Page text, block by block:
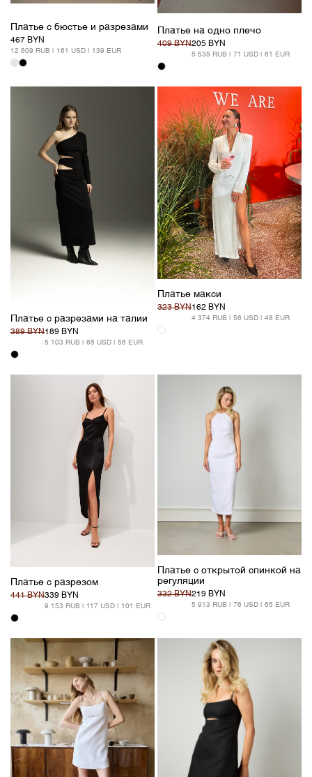
Платье с бюстье и разрезами
467 BYN
12 609 RUB | 161 USD | 139 EUR
Платье на одно плечо
409 BYN205 BYN
5 535 RUB | 71 USD | 61 EUR
Платье с разрезами на талии
389 BYN189 BYN
5 103 RUB | 65 USD | 56 EUR
Платье макси
323 BYN162 BYN
4 374 RUB | 56 USD | 48 EUR
Платье с разрезом
441 BYN339 BYN
9 153 RUB | 117 USD | 101 EUR
Платье с открытой спинкой на
регуляции
332 BYN219 BYN
5 913 RUB | 76 USD | 65 EUR